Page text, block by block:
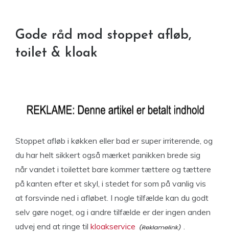
Gode råd mod stoppet afløb,
toilet & kloak
Stoppet afløb i køkken eller bad er super irriterende, og
du har helt sikkert også mærket panikken brede sig
når vandet i toilettet bare kommer tættere og tættere
på kanten efter et skyl, i stedet for som på vanlig vis
at forsvinde ned i afløbet. I nogle tilfælde kan du godt
selv gøre noget, og i andre tilfælde er der ingen anden
udvej end at ringe til kloakservice .